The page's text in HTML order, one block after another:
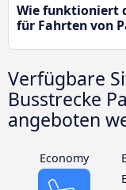
Wie funktioniert
für Fahrten von
Verfügbare
Busstrecke
angeboten
Economy